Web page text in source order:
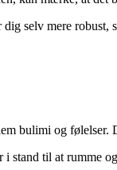
selv mere robust,
bulimi og
til at rumme